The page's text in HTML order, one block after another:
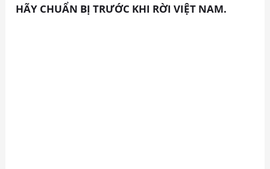
HÃY CHUẨN BỊ TRƯỚC KHI RỜI VIỆT NAM.